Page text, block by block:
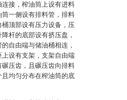
接，榨油筒上设有进料
一侧设有排料管，排料
顶部设有压力设备，压
杆的底部设有挤压盘，
自由端与储油桶相连，
设有支架，支架自由端
压齿，且碾压齿向排料
均匀分布在榨油筒的底